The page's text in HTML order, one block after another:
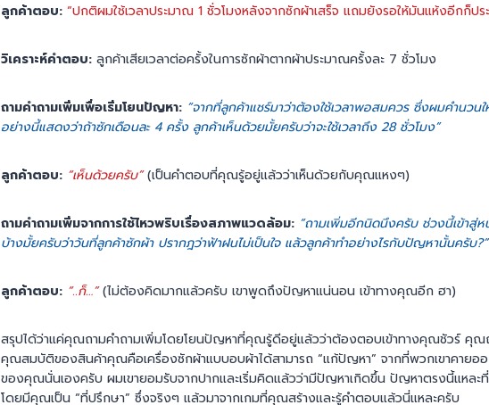
ลูกค้าตอบ: “ปกติผมใช้เวลาประมาณ 1 ชั่วโมงหลังจากซักผ้าเสร็จ แถมยังรอให้มันแห้งอีกก็ป
วิเคราะห์คำตอบ: ลูกค้าเสียเวลาต่อครั้งในการซักผ้าตากผ้าประมาณครั้งละ 7 ชั่วโมง
ถามคำถามเพิ่มเพื่อเริ่มโยนปัญหา: “จากที่ลูกค้าแชร์มาว่าต้องใช้เวลาพอสมควร ซึ่งผมคำนวน
อย่างนี้แสดงว่าถ้าซักเดือนละ 4 ครั้ง ลูกค้าเห็นด้วยมั้ยครับว่าจะใช้เวลาถึง 28 ชั่วโมง”
ลูกค้าตอบ: “เห็นด้วยครับ”(เป็นคำตอบที่คุณรู้อยู่แล้วว่าเห็นด้วยกับคุณแหงๆ)
ถามคำถามเพิ่มจากการใช้ไหวพริบเรื่องสภาพแวดล้อม: “ถามเพิ่มอีกนิดนึงครับ ช่วงนี้เข้าสู่
บ้างมั้ยครับว่าวันที่ลูกค้าซักผ้า ปรากฎว่าฟ้าฝนไม่เป็นใจ แล้วลูกค้าทำอย่างไรกับปัญหานั้นครับ?”
ลูกค้าตอบ: “..ก็…”(ไม่ต้องคิดมากแล้วครับ เขาพูดถึงปัญหาแน่นอน เข้าทางคุณอีก ฮา)
สรุปได้ว่าแค่คุณถามคำถามเพิ่มโดยโยนปัญหาที่คุณรู้ดีอยู่แล้วว่าต้องตอบเข้าทางคุณชัวร์ คุณถ
คุณสมบัติของสินค้าคุณคือเครื่องซักผ้าแบบอบผ้าได้สามารถ “แก้ปัญหา” จากที่พวกเขาคายอ
ของคุณนั่นเองครับ ผมเขายอมรับจากปากและเริ่มคิดแล้วว่ามีปัญหาเกิดขึ้น ปัญหาตรงนี้แหละที่
โดยมีคุณเป็น “ที่ปรึกษา” ซึ่งจริงๆ แล้วมาจากเกมที่คุณสร้างและรู้คำตอบแล้วนี่แหละครับ